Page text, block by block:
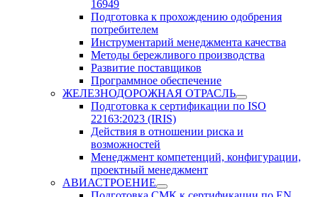
16949
Подготовка к прохождению одобрения
потребителем
Инструментарий менеджмента качества
Методы бережливого производства
Развитие поставщиков
Программное обеспечение
ЖЕЛЕЗНОДОРОЖНАЯ ОТРАСЛЬ
Подготовка к сертификации по ISO
22163:2023 (IRIS)
Действия в отношении риска и
возможностей
Менеджмент компетенций, конфигурации,
проектный менеджмент
АВИАСТРОЕНИЕ